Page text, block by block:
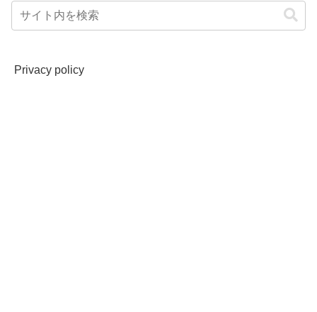
Privacy policy